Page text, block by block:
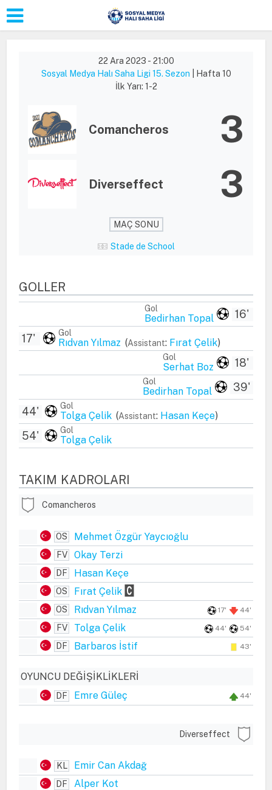
22 Ara 2023 - 21:00
Sosyal Medya Halı Saha Ligi 15. Sezon
| Hafta 10
İlk Yarı: 1-2
Comancheros 3
Diverseffect 3
MAÇ SONU
Stade de School
GOLLER
16'
Gol
Bedirhan Topal
Gol
Rıdvan Yılmaz (Assistant: Fırat Çelik)
17'
18'
Gol
Serhat Boz
39'
Gol
Bedirhan Topal
Gol
Tolga Çelik (Assistant: Hasan Keçe)
44'
Gol
Tolga Çelik
54'
TAKIM KADROLARI
Comancheros
OS Mehmet Özgür Yaycıoğlu
FV Okay Terzi
DF Hasan Keçe
OS Fırat Çelik
OS Rıdvan Yılmaz 17' 44'
FV Tolga Çelik 44' 54'
DF Barbaros İstif 43'
OYUNCU DEĞIŞIKLIKLERI
DF Emre Güleç 44'
Diverseffect
KL Emir Can Akdağ
DF Alper Kot